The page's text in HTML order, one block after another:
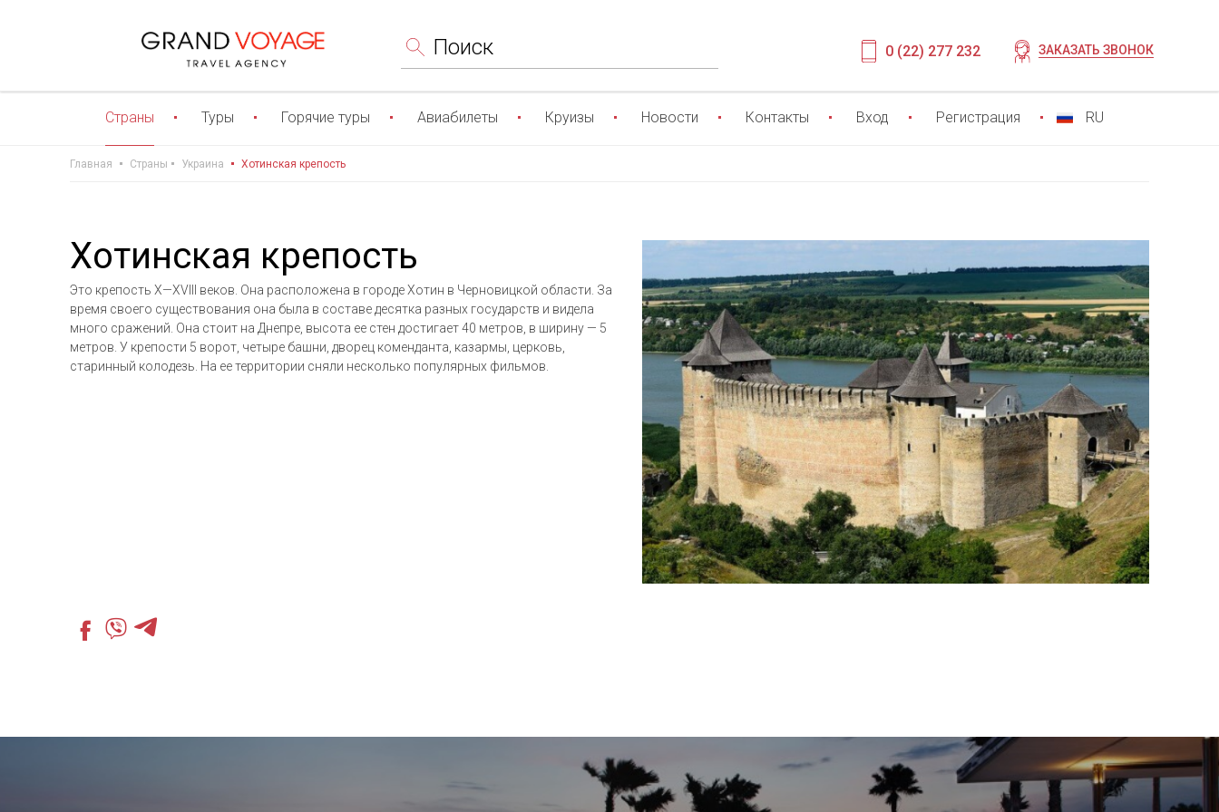
Поиск 0 (22) 277 232 ЗАКАЗАТЬ ЗВОНОК
Страны Туры Горячие туры Авиабилеты Круизы Новости Контакты Вход Регистрация RU
Главная Страны Украина Хотинская крепость
Хотинская крепость
Это крепость X—XVIII веков. Она расположена в городе Хотин в Черновицкой области. За
время своего существования она была в составе десятка разных государств и видела
много сражений. Она стоит на Днепре, высота ее стен достигает 40 метров, в ширину — 5
метров. У крепости 5 ворот, четыре башни, дворец коменданта, казармы, церковь,
старинный колодезь. На ее территории сняли несколько популярных фильмов.